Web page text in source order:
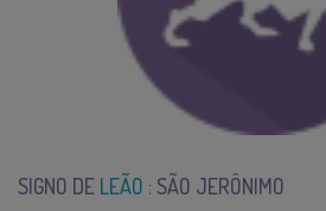
SIGNO DE LEÃO : SÃO JERÔNIMO